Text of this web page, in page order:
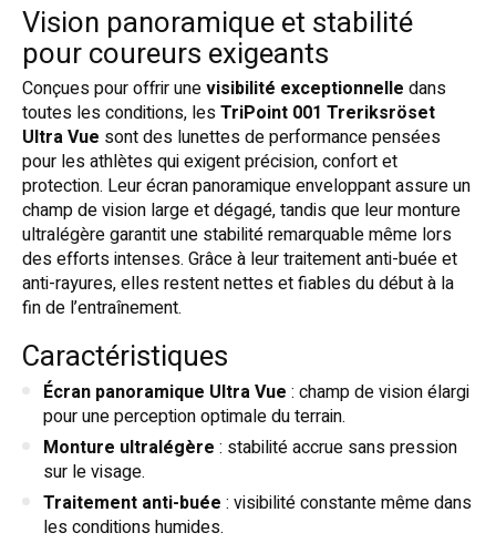
Vision panoramique et stabilité
pour coureurs exigeants
Conçues pour offrir unevisibilité exceptionnelle dans
toutes les conditions, lesTriPoint 001 Treriksröset
Ultra Vue sont des lunettes de performance pensées
pour les athlètes qui exigent précision, confort et
protection. Leur écran panoramique enveloppant assure un
champ de vision large et dégagé, tandis que leur monture
ultralégère garantit une stabilité remarquable même lors
des efforts intenses. Grâce à leur traitement anti-buée et
anti-rayures, elles restent nettes et fiables du début à la
fin de l’entraînement.
Caractéristiques
Écran panoramique Ultra Vue : champ de vision élargi
pour une perception optimale du terrain.
Monture ultralégère : stabilité accrue sans pression
sur le visage.
Traitement anti-buée : visibilité constante même dans
les conditions humides.